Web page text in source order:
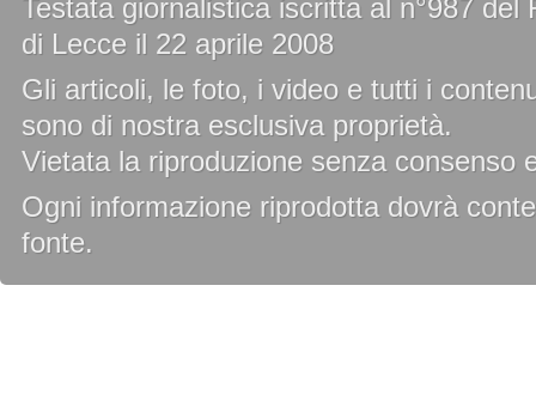
Testata giornalistica iscritta al n°987
di Lecce il 22 aprile 2008
Gli articoli, le foto, i video e tutti i
sono di nostra esclusiva proprietà.
Vietata la riproduzione senza consenso
Ogni informazione riprodotta dovrà
fonte.